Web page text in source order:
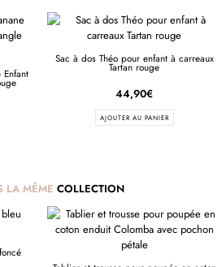
Sac à dos Théo pour enfant à carreaux
Tartan rouge
44,90€
AJOUTER AU PANIER
LA MÊME COLLECTION